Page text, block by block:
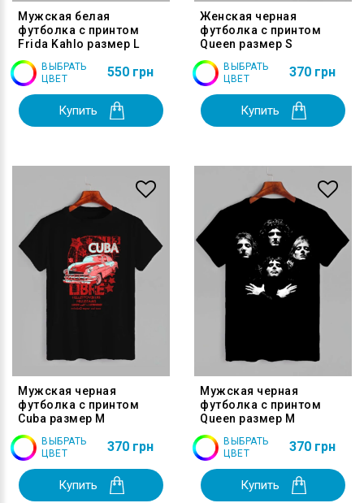
Мужская белая
футболка с принтом
Frida Kahlo размер L
ВЫБРАТЬ
ЦВЕТ
550 грн
Купить
Женская черная
футболка с принтом
Queen размер S
ВЫБРАТЬ
ЦВЕТ
370 грн
Купить
Мужская черная
футболка с принтом
Cuba размер M
ВЫБРАТЬ
ЦВЕТ
370 грн
Купить
Мужская черная
футболка с принтом
Queen размер M
ВЫБРАТЬ
ЦВЕТ
370 грн
Купить